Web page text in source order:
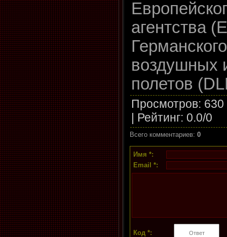
агентства
воздушных
полетов
Просмотров:
| Рейтинг: 0.0/0
Всего комментариев: 0
Имя *:
Email *:
Код *: